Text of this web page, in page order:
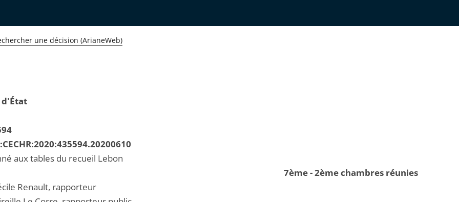
une décision (ArianeWeb)
d'État
aux tables du recueil Lebon
7ème - 2ème chambres réunies
Renault, rapporteur